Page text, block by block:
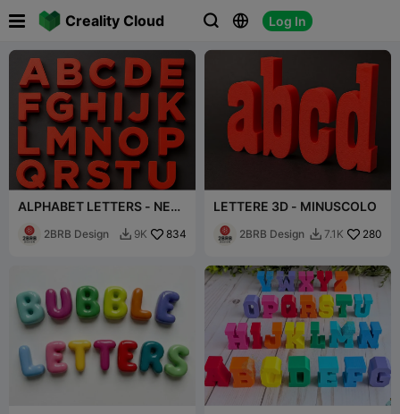
Creality Cloud   Log In
 
ALPHABET LETTERS - NEW
2BRB Design  9K 834
LETTERE 3D - MINUSCOLO
2BRB Design  7.1K 280